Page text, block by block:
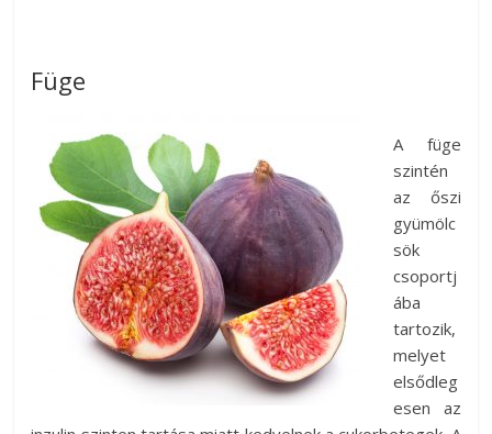
Füge
A füge
szintén
az őszi
gyümölc
sök
csoportj
ába
tartozik,
melyet
elsődleg
esen az